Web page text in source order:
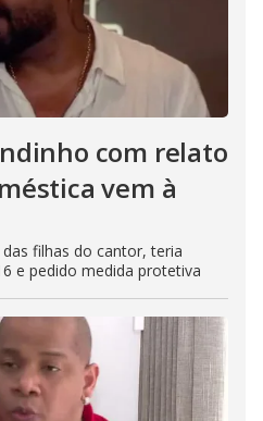
com relato
vem à
filhas do cantor, teria
e pedido medida protetiva